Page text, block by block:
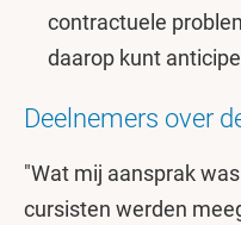
contractuele
daarop kunt
Deelnemers over
"Wat mij aansprak
cursisten werden